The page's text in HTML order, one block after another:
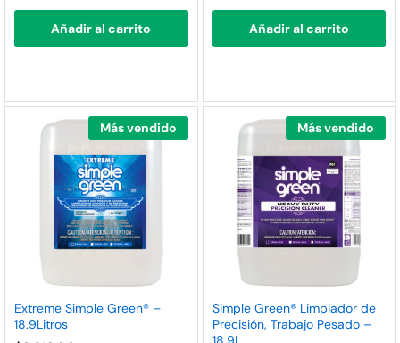
Añadir al carrito Añadir al carrito
Más vendido
Extreme Simple Green® –
18.9Litros
Más vendido
Simple Green® Limpiador de
Precisión, Trabajo Pesado –